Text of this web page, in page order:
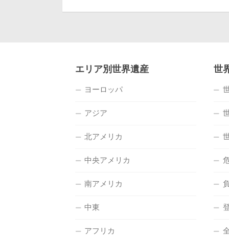
エリア別世界遺産
ヨーロッパ
アジア
北アメリカ
中央アメリカ
南アメリカ
中東
アフリカ
世